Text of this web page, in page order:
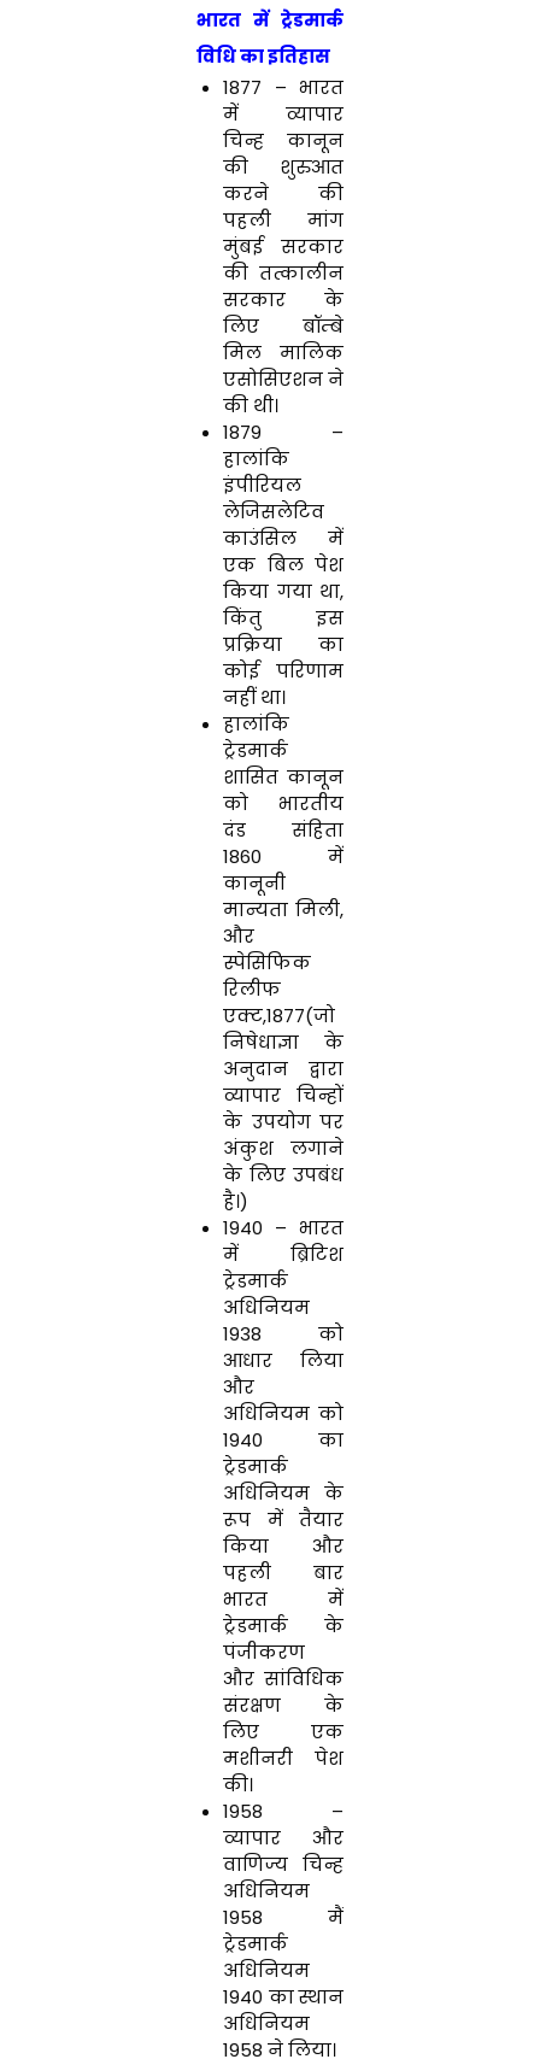
भारत में ट्रेडमार्क
विधि का इतिहास
1877 – भारत
में व्यापार
चिन्ह कानून
की शुरुआत
करने की
पहली मांग
मुंबई सरकार
की तत्कालीन
सरकार के
लिए बॉम्बे
मिल मालिक
एसोसिएशन ने
की थी।
1879 –
हालांकि
इंपीरियल
लेजिसलेटिव
काउंसिल में
एक बिल पेश
किया गया था,
किंतु इस
प्रक्रिया का
कोई परिणाम
नहीं था।
हालांकि
ट्रेडमार्क
शासित कानून
को भारतीय
दंड संहिता
1860 में
कानूनी
मान्यता मिली,
और
स्पेसिफिक
रिलीफ
एक्ट,1877(जो
निषेधाज्ञा के
अनुदान द्वारा
व्यापार चिन्हों
के उपयोग पर
अंकुश लगाने
के लिए उपबंध
है।)
1940 – भारत
में ब्रिटिश
ट्रेडमार्क
अधिनियम
1938 को
आधार लिया
और
अधिनियम को
1940 का
ट्रेडमार्क
अधिनियम के
रूप में तैयार
किया और
पहली बार
भारत में
ट्रेडमार्क के
पंजीकरण
और सांविधिक
संरक्षण के
लिए एक
मशीनरी पेश
की।
1958 –
व्यापार और
वाणिज्य चिन्ह
अधिनियम
1958 मैं
ट्रेडमार्क
अधिनियम
1940 का स्थान
अधिनियम
1958 ने लिया।